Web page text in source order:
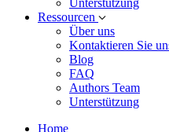
Unterstützung
Ressourcen
Über uns
Kontaktieren Sie
Blog
FAQ
Authors Team
Unterstützung
Home